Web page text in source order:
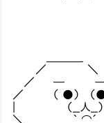
／ ＼
／ ─ ― ジプス
／ （ ●） （●
| （__人__
＼ ｀ ⌒´